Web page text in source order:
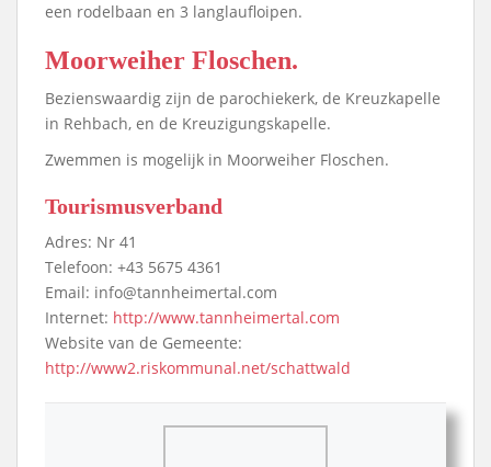
een rodelbaan en 3 langlaufloipen.
Moorweiher Floschen.
Bezienswaardig zijn de parochiekerk, de Kreuzkapelle
in Rehbach, en de Kreuzigungskapelle.
Zwemmen is mogelijk in Moorweiher Floschen.
Tourismusverband
Adres: Nr 41
Telefoon: +43 5675 4361
Email: info@tannheimertal.com
Internet: http://www.tannheimertal.com
Website van de Gemeente:
http://www2.riskommunal.net/schattwald